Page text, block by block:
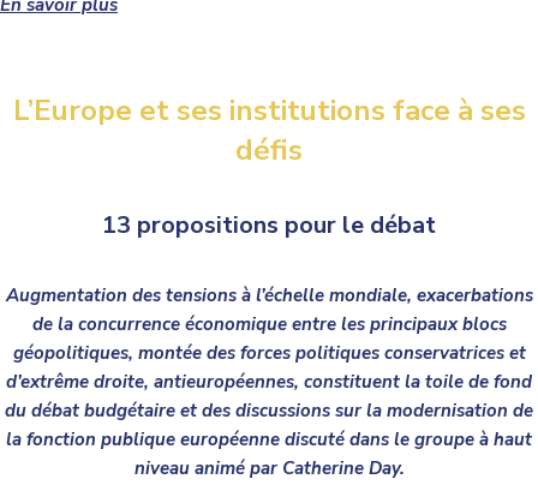
L’Europe et ses institutions face à ses
défis
13 propositions pour le débat
Augmentation des tensions à l’échelle mondiale, exacerbations
de la concurrence économique entre les principaux blocs
géopolitiques, montée des forces politiques conservatrices et
d’extrême droite, antieuropéennes, constituent la toile de fond
du débat budgétaire et des discussions sur la modernisation de
la fonction publique européenne discuté dans le groupe à haut
niveau animé par Catherine Day.